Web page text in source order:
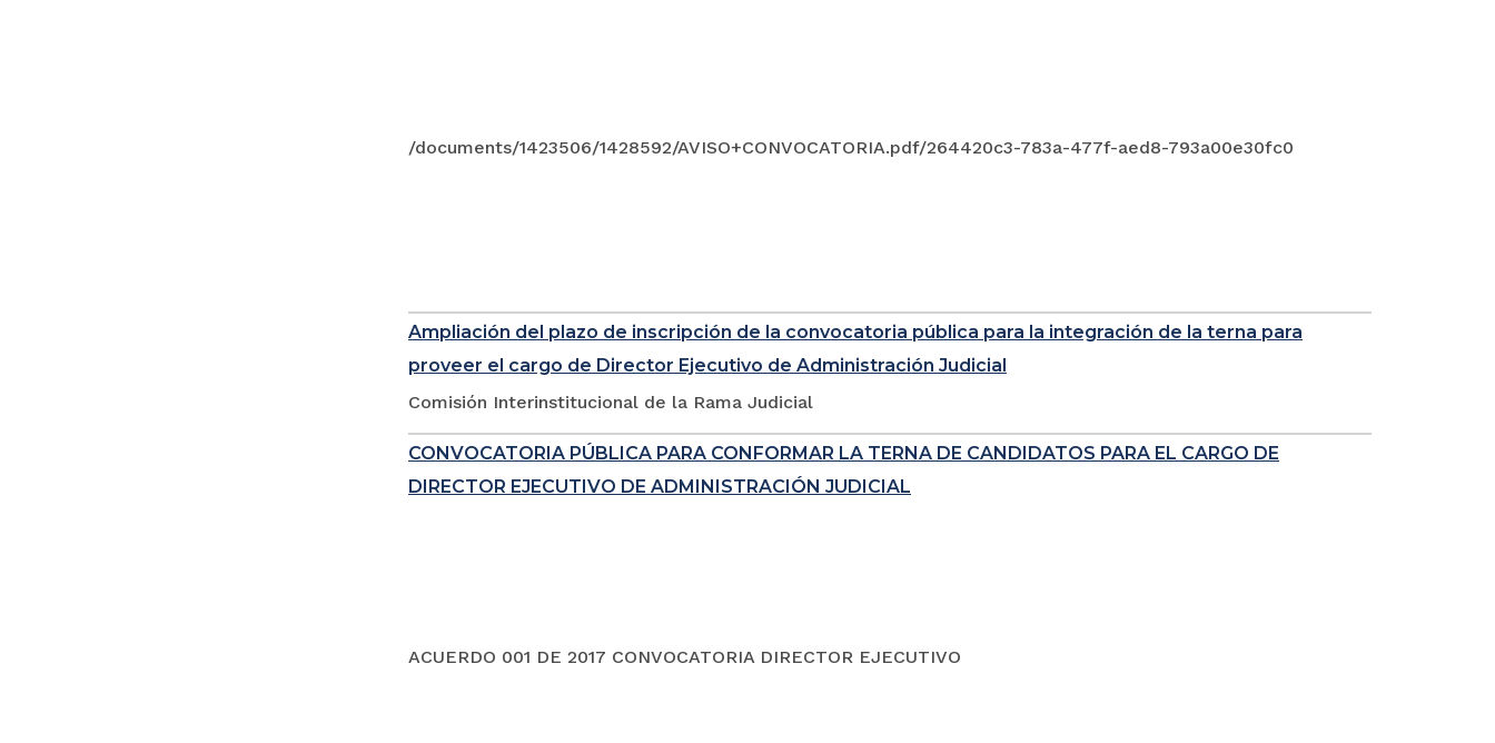
/documents/1423506/1428592/AVISO+CONVOCATORIA.pdf/264420c3-783a-477f-aed8-793a00e30fc0
Ampliación del plazo de inscripción de la convocatoria pública para la integración de la terna para
proveer el cargo de Director Ejecutivo de Administración Judicial
Comisión Interinstitucional de la Rama Judicial
CONVOCATORIA PÚBLICA PARA CONFORMAR LA TERNA DE CANDIDATOS PARA EL CARGO DE
DIRECTOR EJECUTIVO DE ADMINISTRACIÓN JUDICIAL
ACUERDO 001 DE 2017 CONVOCATORIA DIRECTOR EJECUTIVO